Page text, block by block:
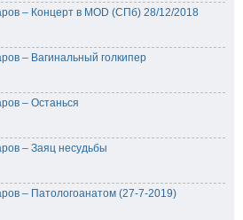
– Концерт в MOD (СПб) 28/12/2018
– Вагинальный голкипер
– Останься
– Заяц несудьбы
– Патологоанатом (27-7-2019)